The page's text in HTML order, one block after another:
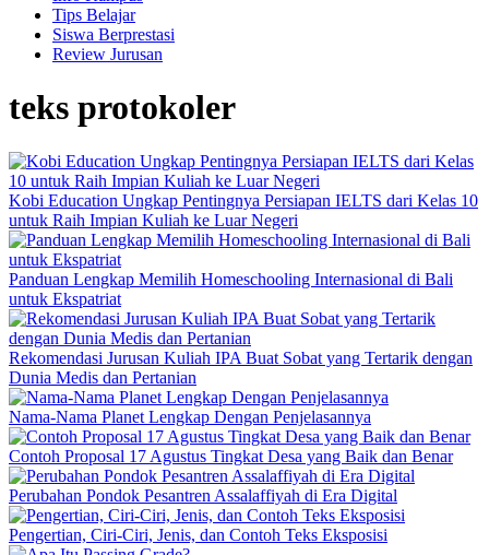
Tips Belajar
Siswa Berprestasi
Review Jurusan
teks protokoler
Kobi Education Ungkap Pentingnya Persiapan IELTS dari Kelas 10
untuk Raih Impian Kuliah ke Luar Negeri
Panduan Lengkap Memilih Homeschooling Internasional di Bali
untuk Ekspatriat
Rekomendasi Jurusan Kuliah IPA Buat Sobat yang Tertarik dengan
Dunia Medis dan Pertanian
Nama-Nama Planet Lengkap Dengan Penjelasannya
Contoh Proposal 17 Agustus Tingkat Desa yang Baik dan Benar
Perubahan Pondok Pesantren Assalaffiyah di Era Digital
Pengertian, Ciri-Ciri, Jenis, dan Contoh Teks Eksposisi